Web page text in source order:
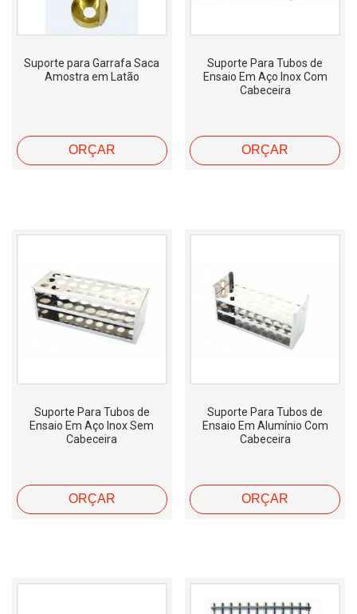
Suporte para Garrafa Saca
Amostra em Latão
ORÇAR
Suporte Para Tubos de
Ensaio Em Aço Inox Com
Cabeceira
ORÇAR
Suporte Para Tubos de
Ensaio Em Aço Inox Sem
Cabeceira
ORÇAR
Suporte Para Tubos de
Ensaio Em Alumínio Com
Cabeceira
ORÇAR